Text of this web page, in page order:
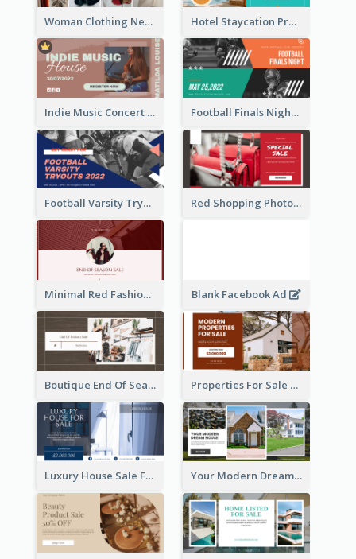
Woman Clothing New Arrivals Facebook Ad Hotel Staycation Promotion Facebook Ad
Indie Music Concert Facebook Ad Football Finals Night Watching Facebook Ad
Football Varsity Tryouts Sports Facebook Ad Red Shopping Photo Special Sale Facebook Ad
Minimal Red Fashion Photo Sale Facebook Ad Blank Facebook Ad
Boutique End Of Season Sale Facebook Ad Properties For Sale Facebook Ad
Luxury House Sale Facebook Ad Your Modern Dream House Facebook Ad